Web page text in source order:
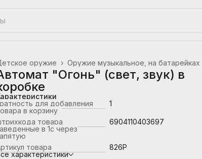
Оружие музыкальное, на батарейках
оружие ›
"Огонь" (свет, звук) в
для добавления
в корзину
1
товара
в 1с через
6904110403697
товара
826P
характеристики